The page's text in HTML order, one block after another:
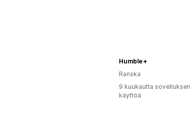
Humble+
Ranska
9 kuukautta sovelluksen
käyttöä